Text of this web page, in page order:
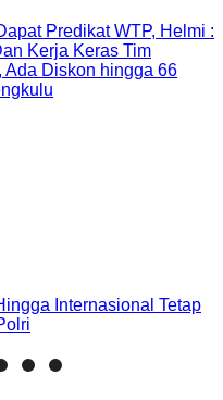
Predikat WTP, Helmi :
Kerja Keras Tim
Ada Diskon hingga 66
Internasional Tetap